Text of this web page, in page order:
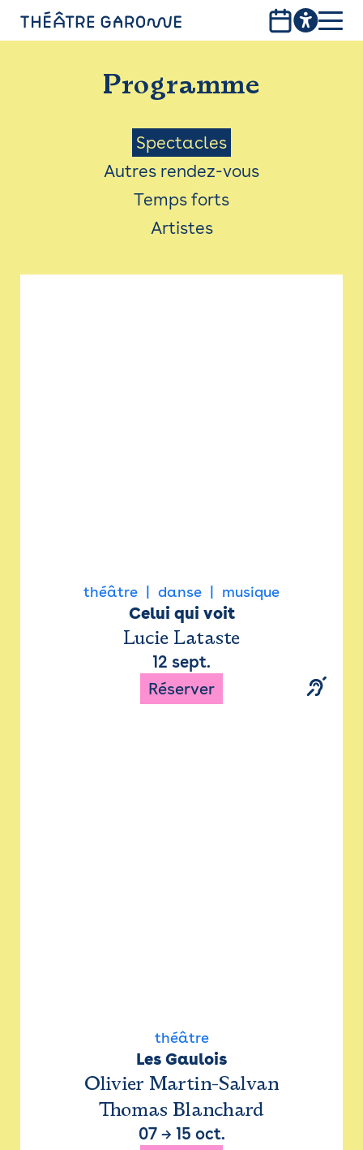
PROGRAMME
INFOS PRATIQUES
AVEC LES PUBLICS
ACCESSIBILITÉ
LES PRODUCTIONS
Programme
Menu
Saison
Spectacles
Autres rendez-vous
Temps forts
Artistes
théâtre danse musique
Celui qui voit
Lucie Lataste
12 sept.
Réserver
théâtre
Les Gaulois
Olivier Martin-Salvan
Thomas Blanchard
07→ 15 oct.